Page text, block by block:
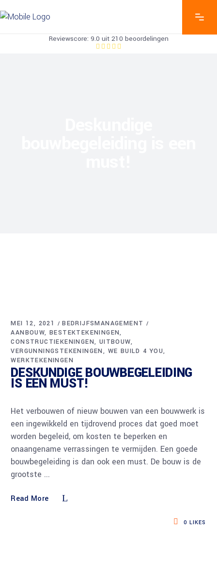
Reviewscore: 9.0 uit 210 beoordelingen
MEI 12, 2021
BEDRIJFSMANAGEMENT
AANBOUW BESTEKTEKENINGEN
CONSTRUCTIEKENINGEN UITBOUW
VERGUNNINGSTEKENINGEN
WE BUILD 4 YOU
WERKTEKENINGEN
DESKUNDIGE BOUWBEGELEIDING
IS EEN MUST!
Het verbouwen of nieuw bouwen van een bouwwerk is
een ingewikkeld en tijdrovend proces dat goed moet
worden begeleid, om kosten te beperken en
onaangename verrassingen te vermijden. Een goede
bouwbegeleiding is dan ook een must. De bouw is de
grootste
Read More
0 LIKES